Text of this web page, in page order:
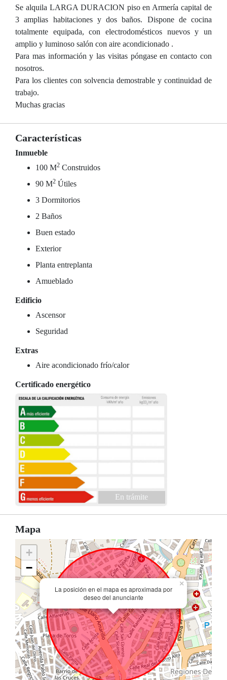
Se alquila LARGA DURACION piso en Armería capital de
3 amplias habitaciones y dos baños. Dispone de cocina
totalmente equipada, con electrodomésticos nuevos y un
amplio y luminoso salón con aire acondicionado .
Para mas información y las visitas póngase en contacto con
nosotros.
Para los clientes con solvencia demostrable y continuidad de
trabajo.
Muchas gracias
Características
Inmueble
100 M2 Construidos
90 M2 Útiles
3 Dormitorios
2 Baños
Buen estado
Exterior
Planta entreplanta
Amueblado
Edificio
Ascensor
Seguridad
Extras
Aire acondicionado frío/calor
Certificado energético
En trámite
Mapa
La posición en el mapa es aproximada por
deseo del anunciante
×
+
−